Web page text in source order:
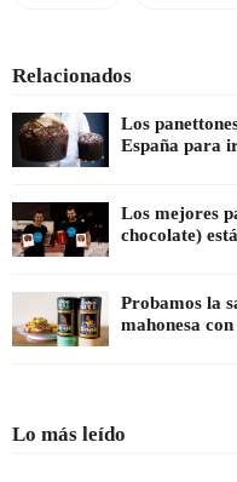
Relacionados
Los
España para
Los mejores
chocolate)
Probamos la
mahonesa
Lo más leído